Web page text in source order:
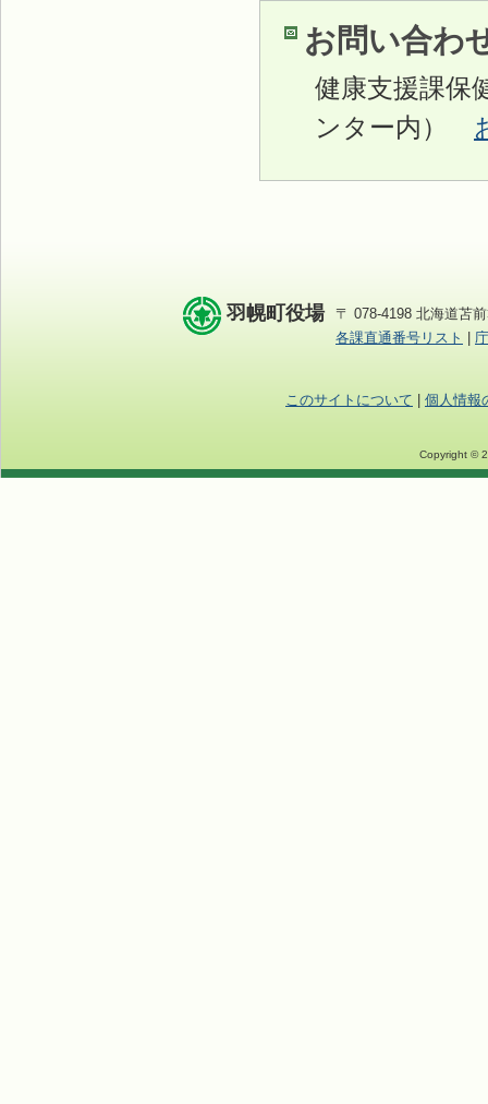
お問い合わ
健康支援課
ンター内）
羽幌町役場
〒 078-4198 北海道苫
各課直通番号リスト
このサイトについて 個人情報
Copyright ©